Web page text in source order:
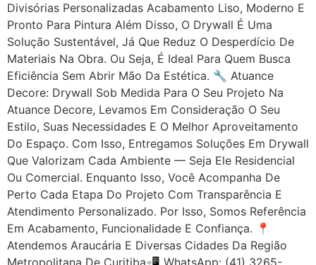
Divisórias Personalizadas Acabamento Liso, Moderno E
Pronto Para Pintura Além Disso, O Drywall É Uma
Solução Sustentável, Já Que Reduz O Desperdício De
Materiais Na Obra. Ou Seja, É Ideal Para Quem Busca
Eficiência Sem Abrir Mão Da Estética. 🔧 Atuance
Decore: Drywall Sob Medida Para O Seu Projeto Na
Atuance Decore, Levamos Em Consideração O Seu
Estilo, Suas Necessidades E O Melhor Aproveitamento
Do Espaço. Com Isso, Entregamos Soluções Em Drywall
Que Valorizam Cada Ambiente — Seja Ele Residencial
Ou Comercial. Enquanto Isso, Você Acompanha De
Perto Cada Etapa Do Projeto Com Transparência E
Atendimento Personalizado. Por Isso, Somos Referência
Em Acabamento, Funcionalidade E Confiança. 📍
Atendemos Araucária E Diversas Cidades Da Região
Metropolitana De Curitiba📲 WhatsApp: (41) 3265-